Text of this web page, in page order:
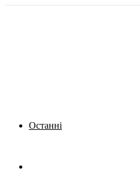
Останні